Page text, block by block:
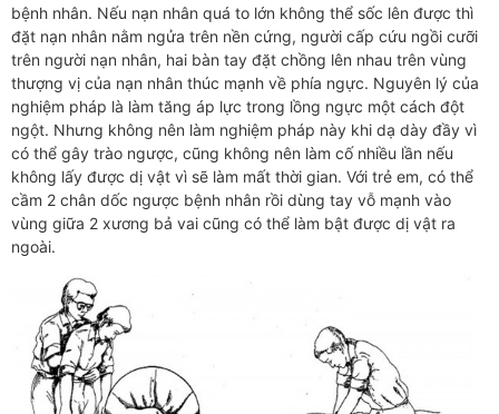
bệnh nhân. Nếu nạn nhân quá to lớn không thể sốc lên được thì
đặt nạn nhân nằm ngửa trên nền cứng, người cấp cứu ngồi cưỡi
trên người nạn nhân, hai bàn tay đặt chồng lên nhau trên vùng
thượng vị của nạn nhân thúc mạnh về phía ngực. Nguyên lý của
nghiệm pháp là làm tăng áp lực trong lồng ngực một cách đột
ngột. Nhưng không nên làm nghiệm pháp này khi dạ dày đầy vì
có thể gây trào ngược, cũng không nên làm cố nhiều lần nếu
không lấy được dị vật vì sẽ làm mất thời gian. Với trẻ em, có thể
cầm 2 chân dốc ngược bệnh nhân rồi dùng tay vỗ mạnh vào
vùng giữa 2 xương bả vai cũng có thể làm bật được dị vật ra
ngoài.